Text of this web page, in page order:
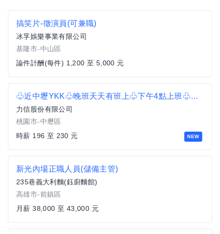
搞笑片-徵演員(可兼職)
冰孚娛樂事業有限公司
基隆市-中山區
論件計酬(每件) 1,200 至 5,000 元
NEW
♧近中壢YKK♧晚班天天有班上♧下午4點上班♧下班領現金196至230/H♧理貨員 B2
力信股份有限公司
桃園市-中壢區
時薪 196 至 230 元
新光內場正職人員(儲備主管)
235巷義大利麵(鈺廚麵館)
高雄市-前鎮區
月薪 38,000 至 43,000 元